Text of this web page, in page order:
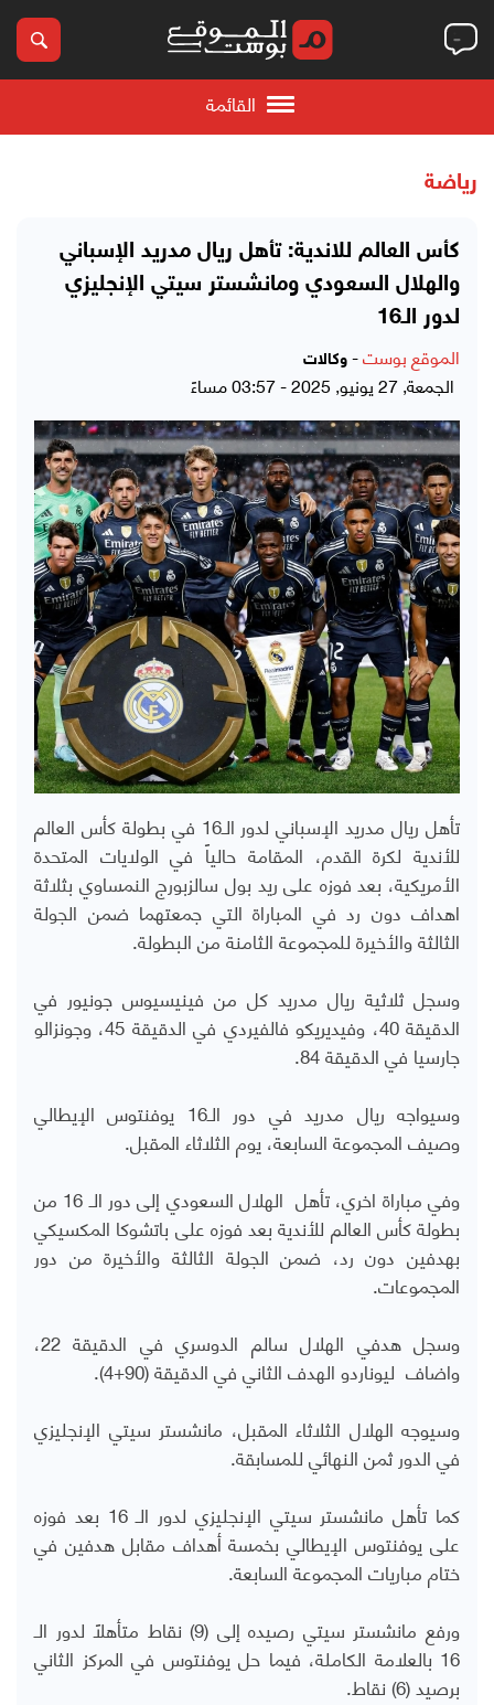
القائمة
رياضة
كأس العالم للاندية: تأهل ريال مدريد الإسباني
والهلال السعودي ومانشستر سيتي الإنجليزي
لدور الـ16
الموقع بوست- وكالات
الجمعة, 27 يونيو, 2025 - 03:57 مساءً
تأهل ريال مدريد الإسباني لدور الـ16 في بطولة كأس العالم
للأندية لكرة القدم، المقامة حالياً في الولايات المتحدة
الأمريكية، بعد فوزه على ريد بول سالزبورج النمساوي بثلاثة
اهداف دون رد في المباراة التي جمعتهما ضمن الجولة
الثالثة والأخيرة للمجموعة الثامنة من البطولة.
وسجل ثلاثية ريال مدريد كل من فينيسيوس جونيور في
الدقيقة 40، وفيديريكو فالفيردي في الدقيقة 45، وجونزالو
جارسيا في الدقيقة 84.
وسيواجه ريال مدريد في دور الـ16 يوفنتوس الإيطالي
وصيف المجموعة السابعة، يوم الثلاثاء المقبل.
وفي مباراة اخري، تأهل الهلال السعودي إلى دور الـ 16 من
بطولة كأس العالم للأندية بعد فوزه على باتشوكا المكسيكي
بهدفين دون رد، ضمن الجولة الثالثة والأخيرة من دور
المجموعات.
وسجل هدفي الهلال سالم الدوسري في الدقيقة 22،
واضاف ليوناردو الهدف الثاني في الدقيقة (90+4).
وسيوجه الهلال الثلاثاء المقبل، مانشستر سيتي الإنجليزي
في الدور ثمن النهائي للمسابقة.
كما تأهل مانشستر سيتي الإنجليزي لدور الـ 16 بعد فوزه
على يوفنتوس الإيطالي بخمسة أهداف مقابل هدفين في
ختام مباريات المجموعة السابعة.
ورفع مانشستر سيتي رصيده إلى (9) نقاط متأهلًا لدور الـ
16 بالعلامة الكاملة، فيما حل يوفنتوس في المركز الثاني
برصيد (6) نقاط.